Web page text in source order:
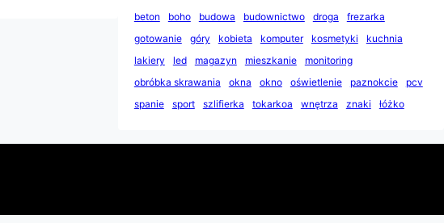
beton boho budowa budownictwo droga
frezarka
gotowanie
góry kobieta komputer kosmetyki
kuchnia
lakiery
led magazyn mieszkanie
monitoring
obróbka skrawania
okna okno oświetlenie paznokcie
pcv
spanie
sport szlifierka tokarkoa wnętrza znaki łóżko